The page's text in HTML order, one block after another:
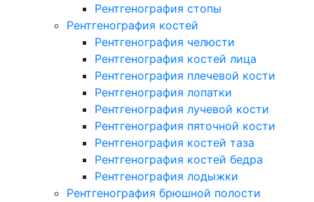
Рентгенография стопы
Рентгенография костей
Рентгенография челюсти
Рентгенография костей лица
Рентгенография плечевой кости
Рентгенография лопатки
Рентгенография лучевой кости
Рентгенография пяточной кости
Рентгенография костей таза
Рентгенография костей бедра
Рентгенография лодыжки
Рентгенография брюшной полости